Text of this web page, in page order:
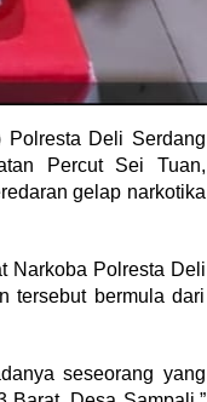
Polresta Deli Serdang
Percut Sei Tuan,
gelap narkotika
Narkoba Polresta Deli
tersebut bermula dari
seseorang yang